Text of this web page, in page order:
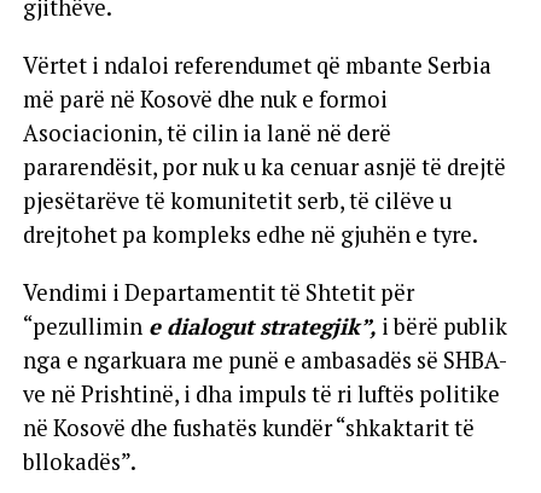
gjithëve.
Vërtet i ndaloi referendumet që mbante Serbia
më parë në Kosovë dhe nuk e formoi
Asociacionin, të cilin ia lanë në derë
pararendësit, por nuk u ka cenuar asnjë të drejtë
pjesëtarëve të komunitetit serb, të cilëve u
drejtohet pa kompleks edhe në gjuhën e tyre.
Vendimi i Departamentit të Shtetit për
“pezullimin e dialogut strategjik”, i bërë publik
nga e ngarkuara me punë e ambasadës së SHBA-
ve në Prishtinë, i dha impuls të ri luftës politike
në Kosovë dhe fushatës kundër “shkaktarit të
bllokadës”.